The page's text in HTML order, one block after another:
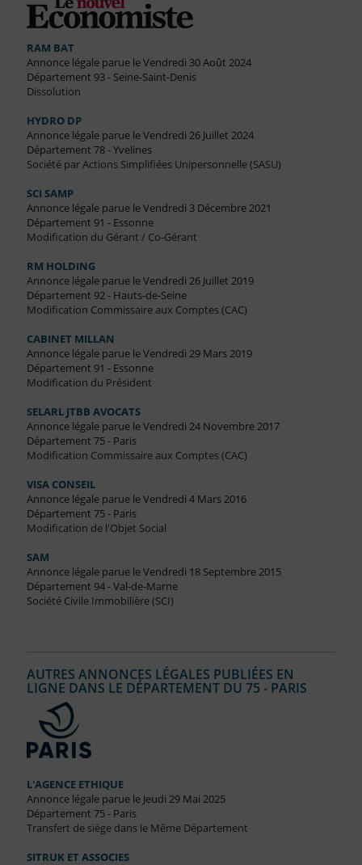
RAM BAT
Annonce légale parue le Vendredi 30 Août 2024
Département 93 - Seine-Saint-Denis
Dissolution
HYDRO DP
Annonce légale parue le Vendredi 26 Juillet 2024
Département 78 - Yvelines
Société par Actions Simplifiées Unipersonnelle (SASU)
SCI SAMP
Annonce légale parue le Vendredi 3 Décembre 2021
Département 91 - Essonne
Modification du Gérant / Co-Gérant
RM HOLDING
Annonce légale parue le Vendredi 26 Juillet 2019
Département 92 - Hauts-de-Seine
Modification Commissaire aux Comptes (CAC)
CABINET MILLAN
Annonce légale parue le Vendredi 29 Mars 2019
Département 91 - Essonne
Modification du Président
SELARL JTBB AVOCATS
Annonce légale parue le Vendredi 24 Novembre 2017
Département 75 - Paris
Modification Commissaire aux Comptes (CAC)
VISA CONSEIL
Annonce légale parue le Vendredi 4 Mars 2016
Département 75 - Paris
Modification de l'Objet Social
SAM
Annonce légale parue le Vendredi 18 Septembre 2015
Département 94 - Val-de-Marne
Société Civile Immobilière (SCI)
AUTRES ANNONCES LÉGALES PUBLIÉES EN
LIGNE DANS LE DÉPARTEMENT DU 75 - PARIS
L'AGENCE ETHIQUE
Annonce légale parue le Jeudi 29 Mai 2025
Département 75 - Paris
Transfert de siège dans le Même Département
SITRUK ET ASSOCIES